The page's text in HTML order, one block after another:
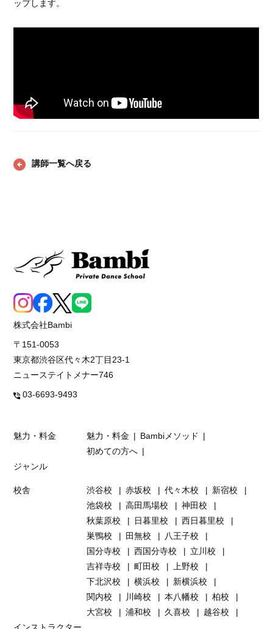
ップします。
講師一覧へ戻る
株式会社Bambi
〒151-0053
東京都渋谷区代々木2丁目23-1
ニューステイトメナー746
03-6693-9493
魅力・料金 魅力・料金
Bambiメソッド
初めての方へ
ジャンル
校舎 渋谷校 赤坂校 代々木校
新宿校
池袋校
高田馬場校
神田校
秋葉原校
日暮里校
西日暮里校
巣鴨校
田無校
八王子校
国分寺校
西国分寺校
立川校
吉祥寺校
町田校
上野校
下北沢校
横浜校
新横浜校
関内校
川崎校 本八幡校
柏校
大宮校
浦和校 久喜校
越谷校
インストラクター